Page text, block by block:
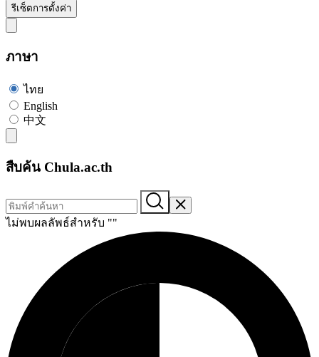
รีเซ็ตการตั้งค่า
ภาษา
ไทย
English
中文
สืบค้น Chula.ac.th
ไม่พบผลลัพธ์สำหรับ ""